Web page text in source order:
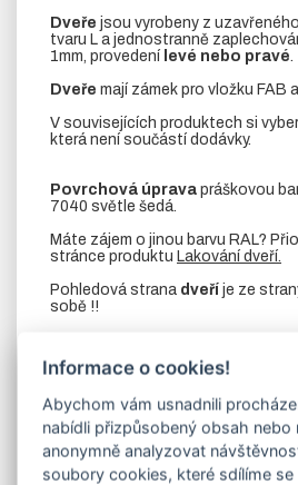
Dveře jsou vyrobeny z
tvaru L a jednostranně
1mm, provedení levé nebo pravé.
Dveře mají zámek pro vložku FAB
V souvisejících produktech si
která není
Povrchová úprava práškovou
7040 světle šedá.
Máte zájem o jinou barvu RAL?
stránce produktu Lakování dveří.
Pohledová strana dveří je ze
sobě !!
stažení.
záložce související zboží
kování,atd.
Možnost výroby zárubně z L
- samostatný produkt.
Informace o cookies!
Abychom vám usnadnili
nabídli přizpůsobený obsah nebo
anonymně analyzovat
soubory cookies, které sdílíme